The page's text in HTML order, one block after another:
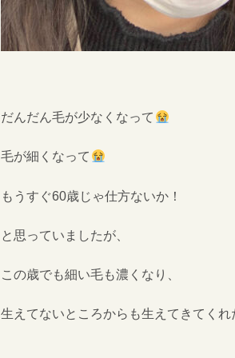
だんだん毛が少なくなって
毛が細くなって
もうすぐ60歳じゃ仕方ないか！
と思っていましたが、
この歳でも細い毛も濃くなり、
生えてないところからも生えてきてくれ